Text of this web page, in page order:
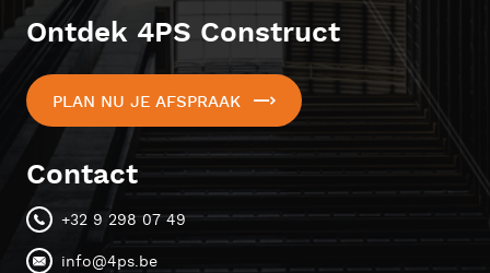
Ontdek 4PS Construct
PLAN NU JE AFSPRAAK
Contact
+32 9 298 07 49
info@4ps.be